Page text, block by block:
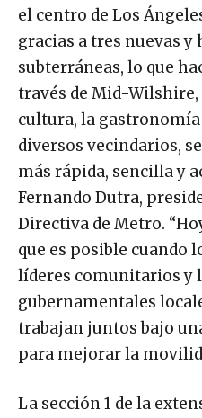
el centro de Los
gracias a tres nuevas y
subterráneas, lo que
través de Mid-
cultura, la
diversos vecindarios,
más rápida, sencilla y
Fernando Dutra,
Directiva de Metro.
que es posible cuando
líderes comunitarios y
gubernamentales
trabajan juntos bajo
para mejorar la
La sección 1 de la